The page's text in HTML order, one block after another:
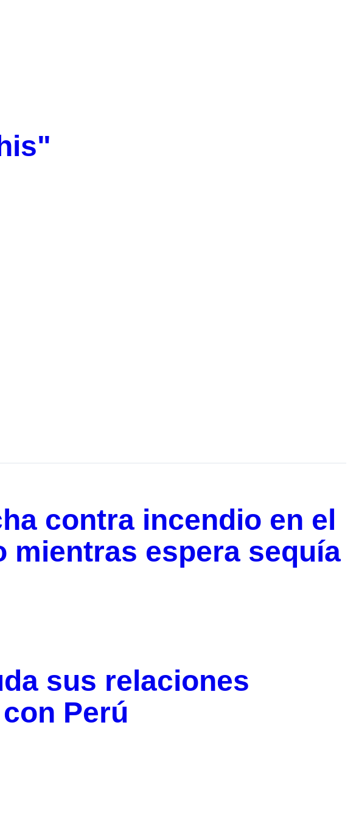
contra incendio en el
mientras espera sequía
sus relaciones
Perú